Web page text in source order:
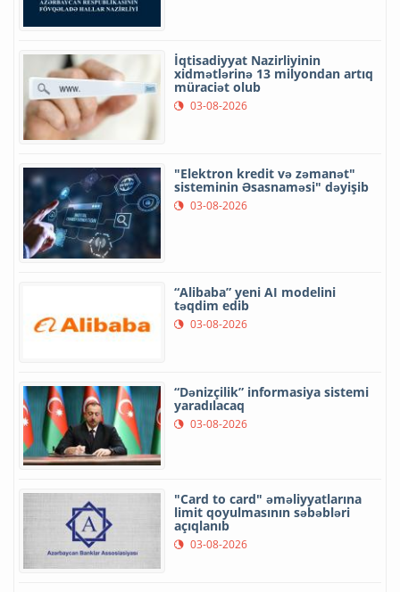
İqtisadiyyat Nazirliyinin
xidmətlərinə 13 milyondan artıq
müraciət olub
03-08-2026
"Elektron kredit və zəmanət"
sisteminin Əsasnaməsi" dəyişib
03-08-2026
“Alibaba” yeni AI modelini
təqdim edib
03-08-2026
“Dənizçilik” informasiya sistemi
yaradılacaq
03-08-2026
"Card to card" əməliyyatlarına
limit qoyulmasının səbəbləri
açıqlanıb
03-08-2026